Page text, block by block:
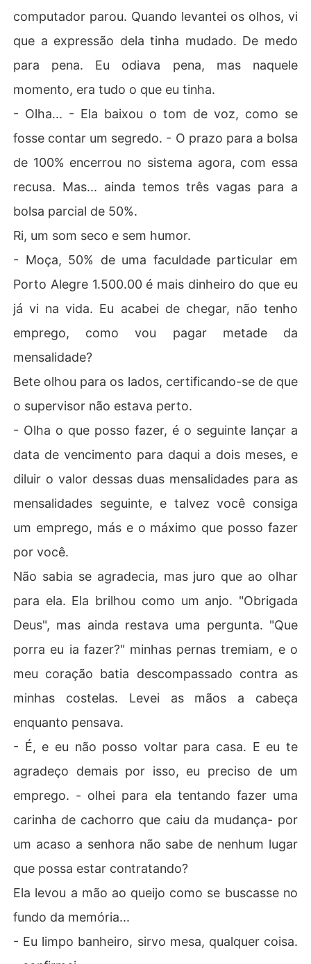
computador parou. Quando levantei os olhos, vi
que a expressão dela tinha mudado. De medo
para pena. Eu odiava pena, mas naquele
momento, era tudo o que eu tinha.
- Olha... - Ela baixou o tom de voz, como se
fosse contar um segredo. - O prazo para a bolsa
de 100% encerrou no sistema agora, com essa
recusa. Mas... ainda temos três vagas para a
bolsa parcial de 50%.
Ri, um som seco e sem humor.
- Moça, 50% de uma faculdade particular em
Porto Alegre 1.500.00 é mais dinheiro do que eu
já vi na vida. Eu acabei de chegar, não tenho
emprego, como vou pagar metade da
mensalidade?
Bete olhou para os lados, certificando-se de que
o supervisor não estava perto.
- Olha o que posso fazer, é o seguinte lançar a
data de vencimento para daqui a dois meses, e
diluir o valor dessas duas mensalidades para as
mensalidades seguinte, e talvez você consiga
um emprego, más e o máximo que posso fazer
por você.
Não sabia se agradecia, mas juro que ao olhar
para ela. Ela brilhou como um anjo. "Obrigada
Deus", mas ainda restava uma pergunta. "Que
porra eu ia fazer?" minhas pernas tremiam, e o
meu coração batia descompassado contra as
minhas costelas. Levei as mãos a cabeça
enquanto pensava.
- É, e eu não posso voltar para casa. E eu te
agradeço demais por isso, eu preciso de um
emprego. - olhei para ela tentando fazer uma
carinha de cachorro que caiu da mudança- por
um acaso a senhora não sabe de nenhum lugar
que possa estar contratando?
Ela levou a mão ao queijo como se buscasse no
fundo da memória...
- Eu limpo banheiro, sirvo mesa, qualquer coisa.